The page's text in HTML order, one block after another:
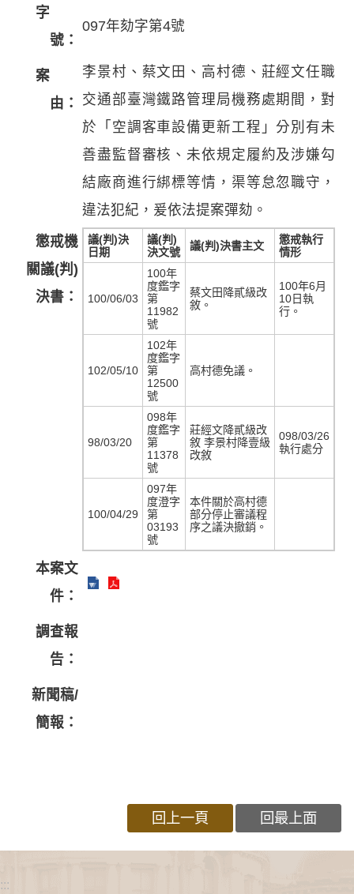
字
號：
097年劾字第4號
案
由：
李景村、蔡文田、高村德、莊經文任職
交通部臺灣鐵路管理局機務處期間，對
於「空調客車設備更新工程」分別有未
善盡監督審核、未依規定履約及涉嫌勾
結廠商進行綁標等情，渠等怠忽職守，
違法犯紀，爰依法提案彈劾。
懲戒機
關議(判)
決書：
議(判)決
日期
議(判)
決文號
議(判)決書主文
懲戒執行
情形
100/06/03
100年
度鑑字
第
11982
號
蔡文田降貳級改
敘。
100年6月
10日執
行。
102/05/10
102年
度鑑字
第
12500
號
高村德免議。
98/03/20
098年
度鑑字
第
11378
號
莊經文降貳級改
敘 李景村降壹級
改敘
098/03/26
執行處分
100/04/29
097年
度澄字
第
03193
號
本件關於高村德
部分停止審議程
序之議決撤銷。
本案文
件：
調查報
告：
新聞稿/
簡報：
回上一頁 回最上面
:::